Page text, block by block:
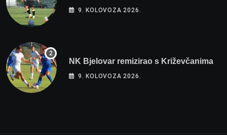
9. KOLOVOZA 2026.
NK Bjelovar remizirao s Križevčanima
9. KOLOVOZA 2026.